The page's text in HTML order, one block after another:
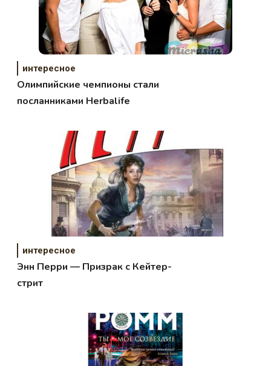
интересное
Олимпийские чемпионы стали
посланниками Herbalife
интересное
Энн Перри — Призрак с Кейтер-
стрит